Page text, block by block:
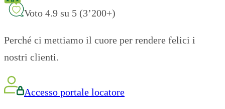
Voto 4.9 su 5 (3’200+)
Perché ci mettiamo il cuore per rendere felici i
nostri clienti.
Accesso portale locatore